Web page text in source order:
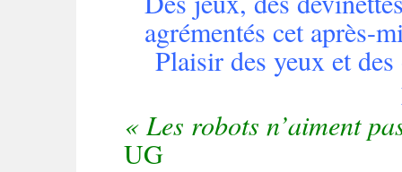
agrémentés cet après-
Plaisir des yeux et
« Les robots n’aiment
UG